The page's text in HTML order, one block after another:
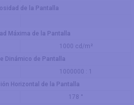
de la Pantalla
Máxima de la Pantalla
1000 cd/m²
Dinámico de Pantalla
1000000 : 1
Horizontal de la Pantalla
178 °